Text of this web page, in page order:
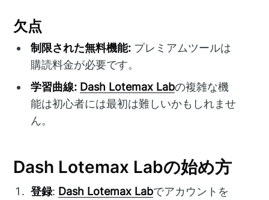
欠点
制限された無料機能: プレミアムツールは
購読料金が必要です。
学習曲線: Dash Lotemax Labの複雑な機
能は初心者には最初は難しいかもしれませ
ん。
Dash Lotemax Labの始め方
登録: Dash Lotemax Labでアカウントを